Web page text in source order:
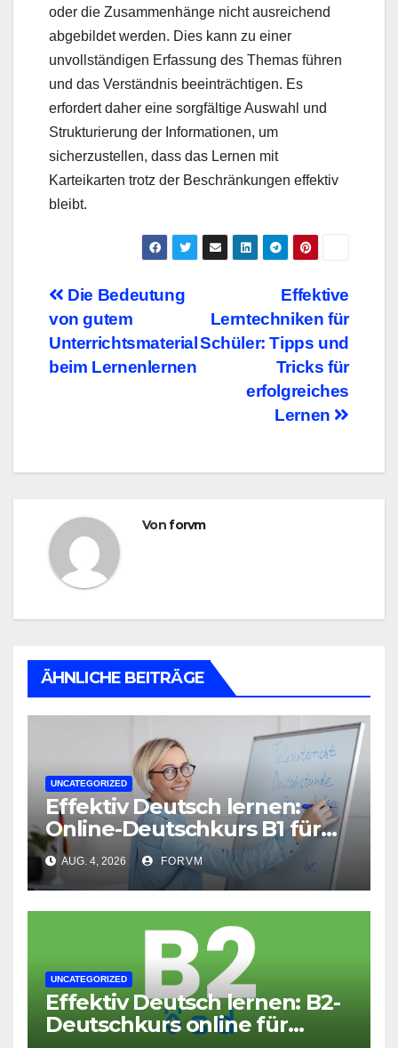
oder die Zusammenhänge nicht ausreichend
abgebildet werden. Dies kann zu einer
unvollständigen Erfassung des Themas führen
und das Verständnis beeinträchtigen. Es
erfordert daher eine sorgfältige Auswahl und
Strukturierung der Informationen, um
sicherzustellen, dass das Lernen mit
Karteikarten trotz der Beschränkungen effektiv
bleibt.
BeitragsnavigationEffektive
Lerntechniken für
Schüler: Tipps und
Tricks für
erfolgreiches
Lernen
Die Bedeutung
von gutem
Unterrichtsmaterial
beim Lernenlernen
Vonforvm
ÄHNLICHE BEITRÄGE
UNCATEGORIZED
Effektiv Deutsch lernen:
Online-Deutschkurs B1 für
flexible Lernerfolge
AUG. 4, 2026 FORVM
UNCATEGORIZED
Effektiv Deutsch lernen: B2-
Deutschkurs online für